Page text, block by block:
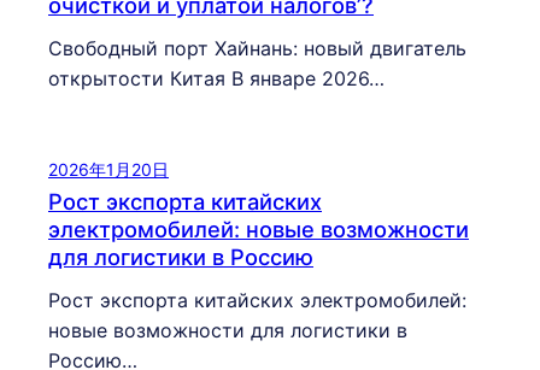
Свободный порт Хайнань: новый двигатель
открытости Китая В январе 2026…
2026年1月20日
Рост экспорта китайских
электромобилей: новые возможности
для логистики в Россию
Рост экспорта китайских электромобилей:
новые возможности для логистики в
Россию…